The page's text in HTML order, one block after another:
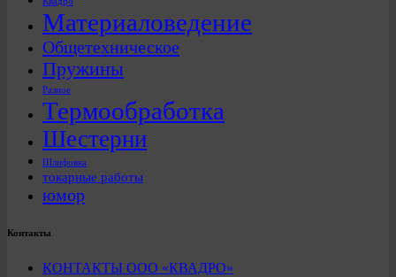
Материаловедение
Общетехническое
Пружины
Разное
Термообработка
Шестерни
Шлифовка
токарные работы
юмор
Контакты
КОНТАКТЫ ООО «КВАДРО»